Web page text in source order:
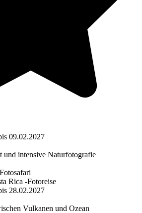
09.02.2027
und intensive Naturfotografie
Rica -Fotoreise
28.02.2027
Vulkanen und Ozean